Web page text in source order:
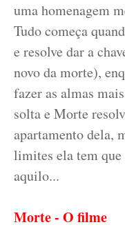
uma homenagem
Tudo começa quand
e resolve dar a
novo da morte),
fazer as almas
solta e Morte
apartamento dela,
limites ela tem
aquilo...
Morte - O filme